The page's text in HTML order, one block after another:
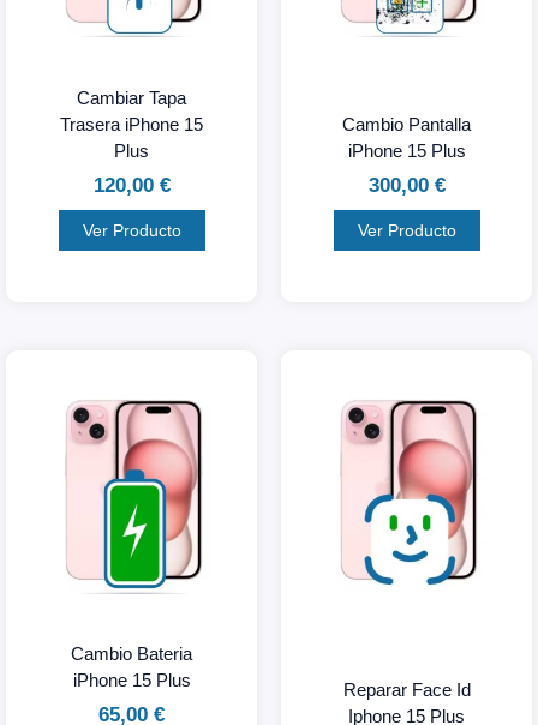
Cambiar Tapa
Trasera iPhone 15
Plus
120,00 €
Ver Producto
Cambio Pantalla
iPhone 15 Plus
300,00 €
Ver Producto
Cambio Bateria
iPhone 15 Plus
65,00 €
Reparar Face Id
Iphone 15 Plus